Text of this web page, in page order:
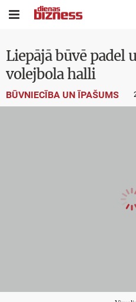

Liepājā būvē padel
volejbola halli
BŪVNIECĪBA UN ĪPAŠUMS